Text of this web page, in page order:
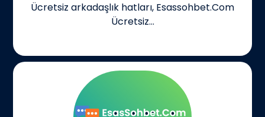
Ücretsiz arkadaşlık hatları, Esassohbet.Com
Ücretsiz...